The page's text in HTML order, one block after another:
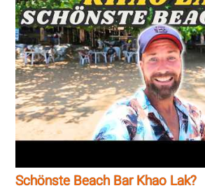
Schönste Beach Bar Khao Lak?